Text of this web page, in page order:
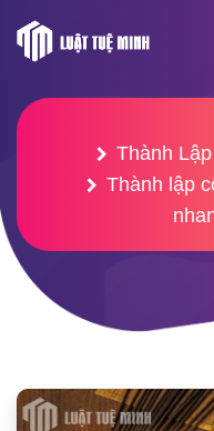
Thành
Thành lập